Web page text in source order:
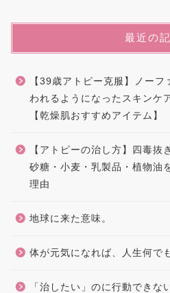
最近の
【39歳アトピー克服】ノー
われるようになったスキンケ
【乾燥肌おすすめアイテム】
【アトピーの治し方】四毒抜
砂糖・小麦・乳製品・植物油
理由
地球に来た意味。
体が元気になれば、人生何で
「治したい」のに行動できな